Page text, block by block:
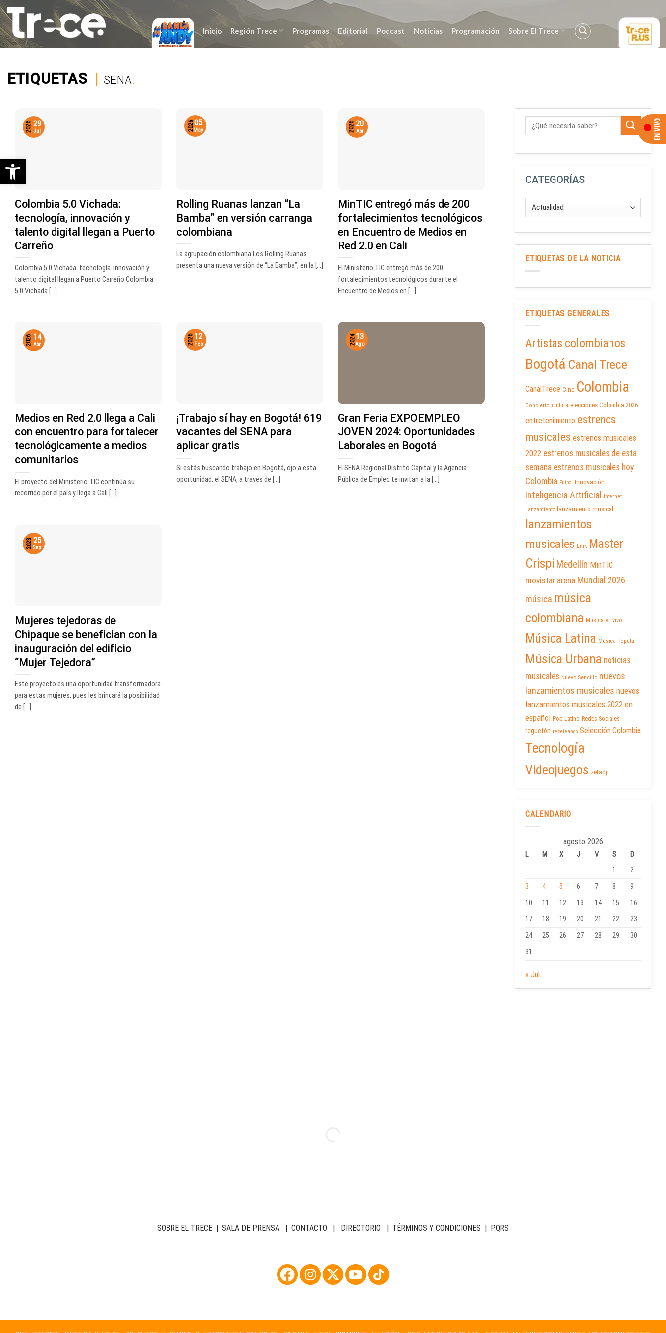
Saltar
al
contenido
Inicio Región Trece Programas Editorial Podcast Noticias Programación Sobre El Trece
ETIQUETAS | SENA.
Colombia 5.0 Vichada:
tecnología, innovación y
talento digital llegan a Puerto
Carreño
Colombia 5.0 Vichada: tecnología, innovación y
talento digital llegan a Puerto Carreño Colombia
5.0 Vichada [...]
29
Jul
2026
Rolling Ruanas lanzan “La
Bamba” en versión carranga
colombiana
La agrupación colombiana Los Rolling Ruanas
presenta una nueva versión de “La Bamba”, en la [...]
05
May
2026
MinTIC entregó más de 200
fortalecimientos tecnológicos
en Encuentro de Medios en
Red 2.0 en Cali
El Ministerio TIC entregó más de 200
fortalecimientos tecnológicos durante el
Encuentro de Medios en [...]
20
Abr
2026
Medios en Red 2.0 llega a Cali
con encuentro para fortalecer
tecnológicamente a medios
comunitarios
El proyecto del Ministerio TIC continúa su
recorrido por el país y llega a Cali [...]
14
Abr
2026
¡Trabajo sí hay en Bogotá! 619
vacantes del SENA para
aplicar gratis
Si estás buscando trabajo en Bogotá, ojo a esta
oportunidad: el SENA, a través de [...]
12
Feb
2026
Gran Feria EXPOEMPLEO
JOVEN 2024: Oportunidades
Laborales en Bogotá
El SENA Regional Distrito Capital y la Agencia
Pública de Empleo te invitan a la [...]
13
Ago
2024
Mujeres tejedoras de
Chipaque se benefician con la
inauguración del edificio
“Mujer Tejedora”
Este proyecto es una oportunidad transformadora
para estas mujeres, pues les brindará la posibilidad
de [...]
25
Sep
2023
CATEGORÍAS
ETIQUETAS DE LA NOTICIA
ETIQUETAS GENERALES
Artistas colombianos
Bogotá Canal Trece
CanalTrece Cine Colombia
Concierto cultura elecciones Colombia 2026
entretenimiento estrenos
musicales estrenos musicales
2022 estrenos musicales de esta
semana estrenos musicales hoy
Colombia Futbol Innovación
Inteligencia Artificial
Internet
Lanzamiento
lanzamiento musical
lanzamientos
musicales Link Master
Crispi Medellín MinTIC
movistar arena Mundial 2026
música música
colombiana Música en vivo
Música Latina Música Popular
Música Urbana noticias
musicales Nuevo Sencillo nuevos
lanzamientos musicales nuevos
lanzamientos musicales 2022 en
español Pop Latino Redes Sociales
reguetón rezeteando Selección Colombia
Tecnología
Videojuegos zetadj
CALENDARIO
agosto 2026
L M X J V S
D
1
2
3
4 5 6 7 8
9
10
11 12 13 14 15
16
17
18 19 20 21 22
23
24
25 26 27 28 29
30
31
« Jul
SOBRE EL TRECE | SALA DE PRENSA | CONTACTO | DIRECTORIO | TÉRMINOS Y CONDICIONES | PQRS
Abrir barra de herramientas